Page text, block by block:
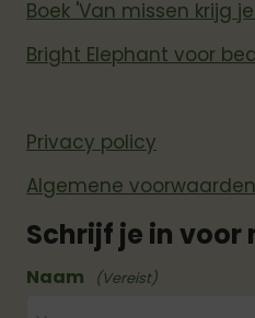
Boek 'Van missen krijg
Bright Elephant voor
Privacy policy
Algemene voorwaarden
Schrijf je in voor
Naam (Vereist)